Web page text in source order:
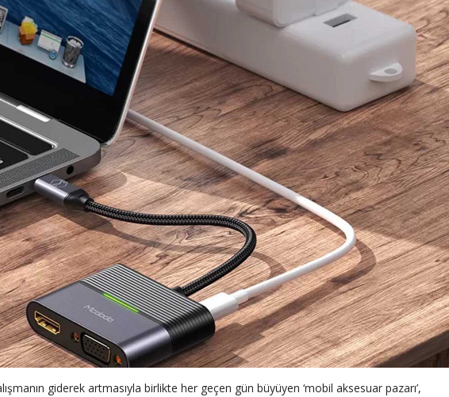
giderek artmasıyla birlikte her geçen gün büyüyen ‘mobil aksesuar pazarı’,